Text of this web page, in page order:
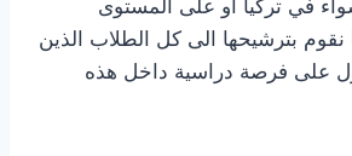
في تركيا او على المستوى
نقوم بترشيحها الى كل الطلاب الذين
على فرصة دراسية داخل هذه